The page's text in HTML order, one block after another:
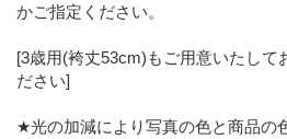
かご指定ください。
[3歳用(袴丈53cm)もご用意いたして
ださい]
★光の加減により写真の色と商品の